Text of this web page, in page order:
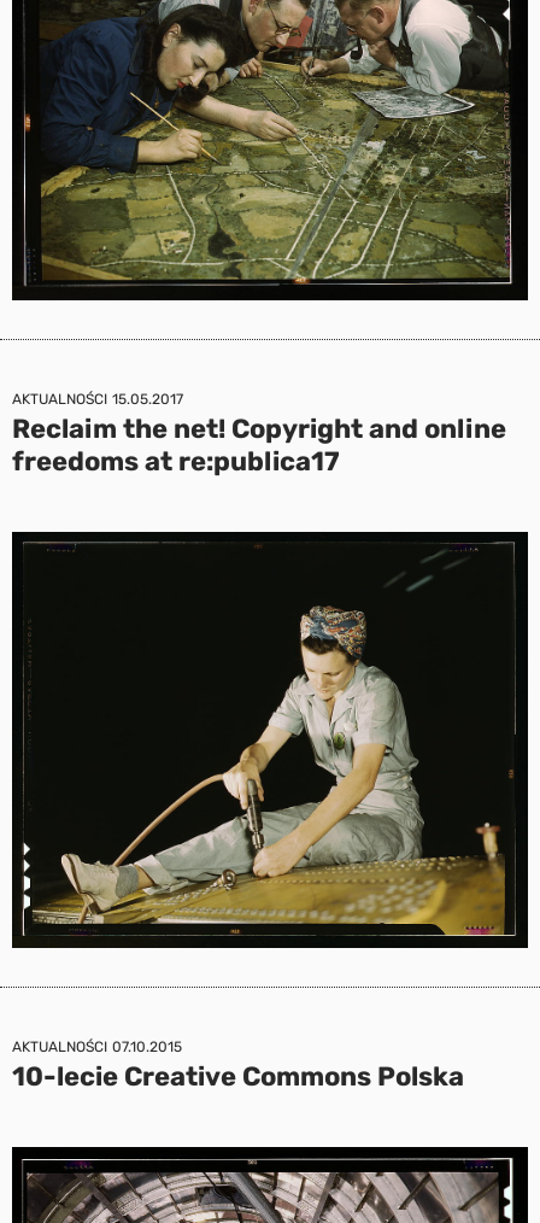
AKTUALNOŚCI 15.05.2017
Reclaim the net! Copyright and online
freedoms at re:publica17
AKTUALNOŚCI 07.10.2015
10-lecie Creative Commons Polska